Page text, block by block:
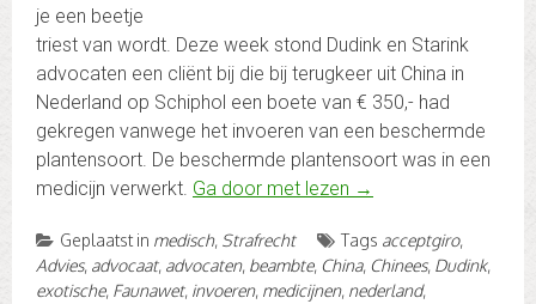
je een beetje
triest van wordt. Deze week stond Dudink en Starink
advocaten een cliënt bij die bij terugkeer uit China in
Nederland op Schiphol een boete van € 350,- had
gekregen vanwege het invoeren van een beschermde
plantensoort. De beschermde plantensoort was in een
medicijn verwerkt. Ga door met lezen →
Geplaatst in medisch, Strafrecht Tags acceptgiro,
Advies, advocaat, advocaten, beambte, China, Chinees, Dudink,
exotische, Faunawet, invoeren, medicijnen, nederland,